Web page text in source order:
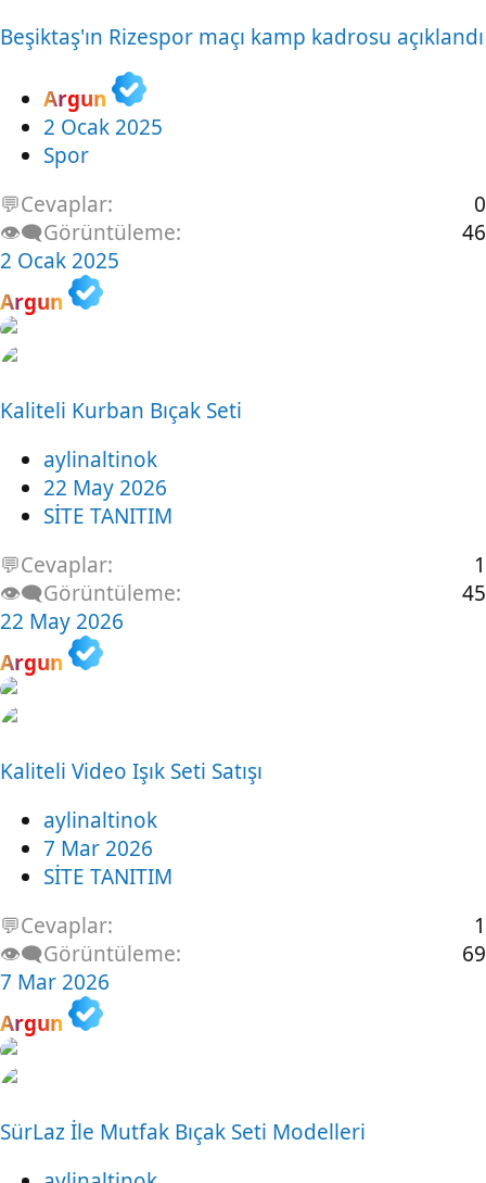
Beşiktaş'ın Rizespor maçı kamp kadrosu açıklandı
Argun
2 Ocak 2025
Spor
💬Cevaplar
0
👁️‍🗨️Görüntüleme
46
2 Ocak 2025
Argun
Kaliteli Kurban Bıçak Seti
aylinaltinok
22 May 2026
SİTE TANITIM
💬Cevaplar
1
👁️‍🗨️Görüntüleme
45
22 May 2026
Argun
Kaliteli Video Işık Seti Satışı
aylinaltinok
7 Mar 2026
SİTE TANITIM
💬Cevaplar
1
👁️‍🗨️Görüntüleme
69
7 Mar 2026
Argun
SürLaz İle Mutfak Bıçak Seti Modelleri